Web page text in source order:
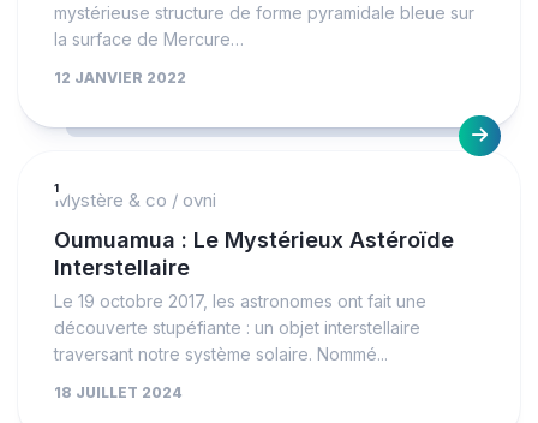
mystérieuse structure de forme pyramidale bleue sur
la surface de Mercure…
12 JANVIER 2022
1
Mystère & co / ovni
Oumuamua : Le Mystérieux Astéroïde
Interstellaire
Le 19 octobre 2017, les astronomes ont fait une
découverte stupéfiante : un objet interstellaire
traversant notre système solaire. Nommé...
18 JUILLET 2024